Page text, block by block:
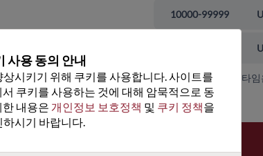
10000-99999
가격, 가용성 및 리드 타
사용 동의 안내
시키기 위해 쿠키를 사용합니다. 사이트를
쿠키를 사용하는 것에 대해 암묵적으로 동
내용은 개인정보 보호정책 및 쿠키 정책을
하시기 바랍니다.